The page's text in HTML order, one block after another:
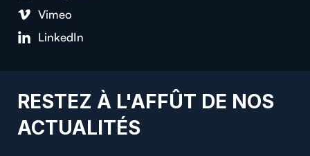
Vimeo
LinkedIn
RESTEZ À L'AFFÛT DE NOS
ACTUALITÉS